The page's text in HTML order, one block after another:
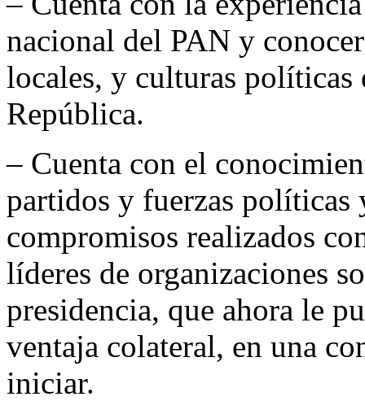
nacional del PAN y
locales, y culturas políticas
República.
– Cuenta con el
partidos y fuerzas políticas
compromisos realizados
líderes de organizaciones
presidencia, que ahora le
ventaja colateral, en una
iniciar.